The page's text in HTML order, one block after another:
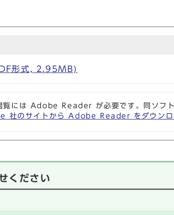
形式, 2.95MB)
覧には Adobe Reader が必要です。同ソフ
社のサイトから Adobe Reader をダウンロ
ください